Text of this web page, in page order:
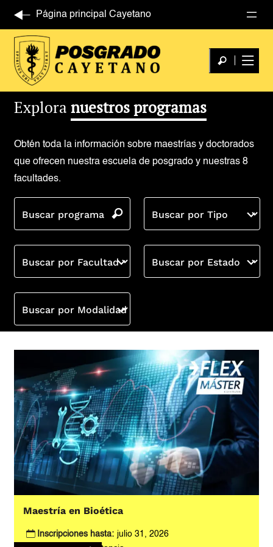
Página principal Cayetano
Exploranuestros programas
Obtén toda la información sobre maestrías y doctorados
que ofrecen nuestra escuela de posgrado y nuestras 8
facultades.
Buscar programa Buscar por Tipo
Buscar por Facultad Buscar por Estado
Buscar por Modalidad
Maestría en Bioética
Inscripciones hasta: julio 31, 2026